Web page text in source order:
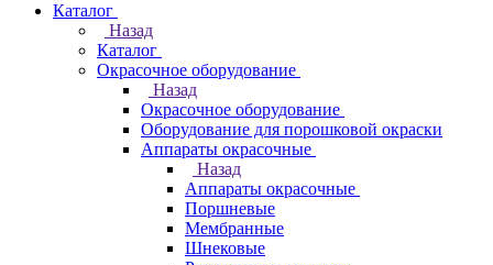
Каталог
Назад
Каталог
Окрасочное оборудование
Назад
Окрасочное оборудование
Оборудование для порошковой окраски
Аппараты окрасочные
Назад
Аппараты окрасочные
Поршневые
Мембранные
Шнековые